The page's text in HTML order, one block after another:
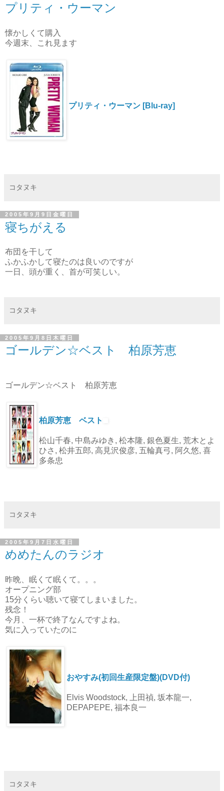
プリティ・ウーマン
懐かしくて購入
今週末、これ見ます
プリティ・ウーマン [Blu-ray]
コタヌキ
2005年9月9日金曜日
寝ちがえる
布団を干して
ふかふかして寝たのは良いのですが
一日、頭が重く、首が可笑しい。
コタヌキ
2005年9月8日木曜日
ゴールデン☆ベスト 柏原芳恵
ゴールデン☆ベスト 柏原芳恵
柏原芳恵 ベスト
松山千春, 中島みゆき, 松本隆, 銀色夏生, 荒木とよ
ひさ, 松井五郎, 高見沢俊彦, 五輪真弓, 阿久悠, 喜
多条忠
コタヌキ
2005年9月7日水曜日
めめたんのラジオ
昨晩、眠くて眠くて。。。
オープニング部
15分くらい聴いて寝てしまいました。
残念！
今月、一杯で終了なんですよね。
気に入っていたのに
おやすみ(初回生産限定盤)(DVD付)
Elvis Woodstock, 上田禎, 坂本龍一,
DEPAPEPE, 福本良一
コタヌキ